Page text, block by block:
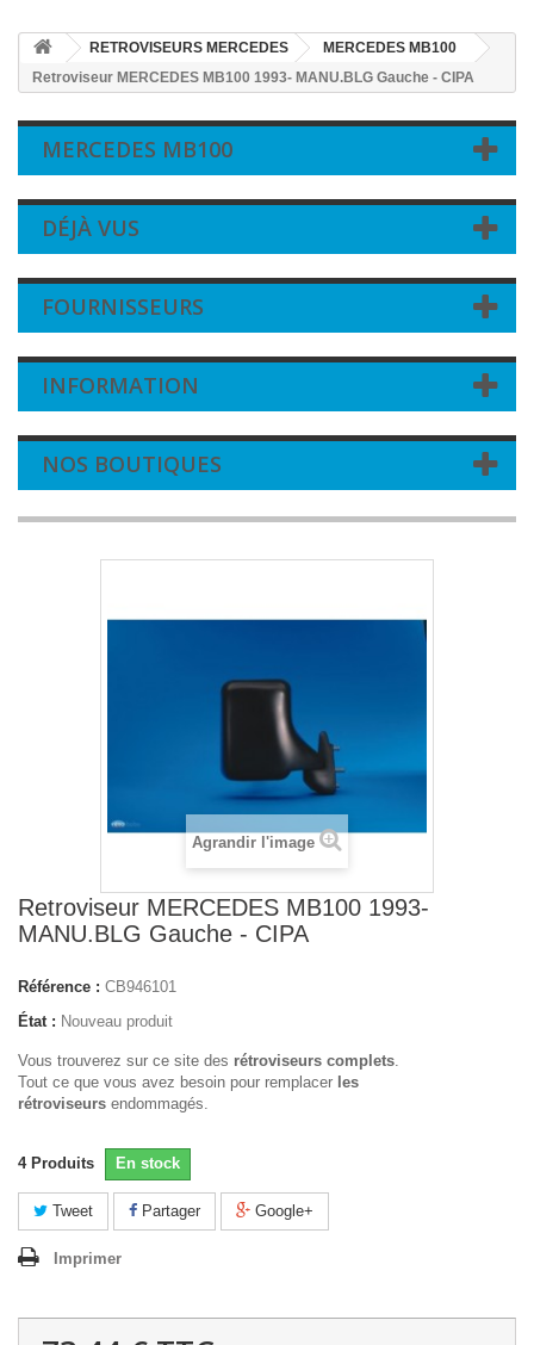
RETROVISEURS MERCEDES
MERCEDES MB100
Retroviseur MERCEDES MB100 1993- MANU.BLG Gauche - CIPA
MERCEDES MB100
DÉJÀ VUS
FOURNISSEURS
INFORMATION
NOS BOUTIQUES
Agrandir l'image
Retroviseur MERCEDES MB100 1993-
MANU.BLG Gauche - CIPA
Référence : CB946101
État : Nouveau produit
Vous trouverez sur ce site des rétroviseurs complets.
Tout ce que vous avez besoin pour remplacer les
rétroviseurs endommagés.
4 Produits En stock
Tweet Partager Google+
Imprimer